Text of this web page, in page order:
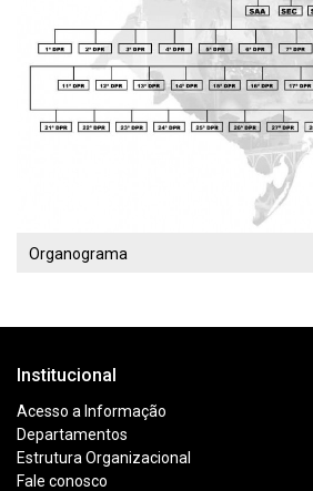
Organograma
Institucional
Acesso a Informação
Departamentos
Estrutura Organizacional
Fale conosco